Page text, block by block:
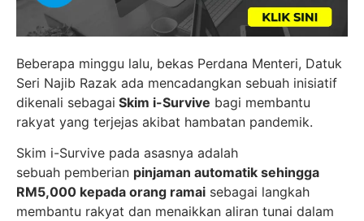
Beberapa minggu lalu, bekas Perdana Menteri, Datuk
Seri Najib Razak ada mencadangkan sebuah inisiatif
dikenali sebagai Skim i-Survive bagi membantu
rakyat yang terjejas akibat hambatan pandemik.
Skim i-Survive pada asasnya adalah
sebuah pemberian pinjaman automatik sehingga
RM5,000 kepada orang ramai sebagai langkah
membantu rakyat dan menaikkan aliran tunai dalam